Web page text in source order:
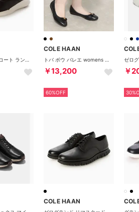
COLE HAAN
￥13,200
60%OFF
￥
COLE HAAN